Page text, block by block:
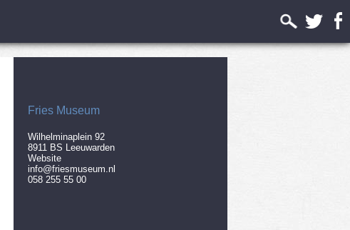
Fries Museum
Wilhelminaplein 92
8911 BS Leeuwarden
Website
info@friesmuseum.nl
058 255 55 00